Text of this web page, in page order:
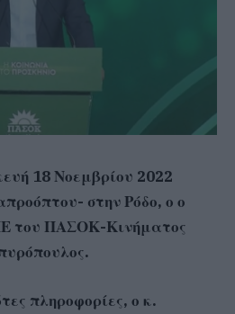
18 Νοεμβρίου 2022
στην Ρόδο, ο ο
του ΠΑΣΟΚ-Κινήματος
πληροφορίες, ο κ.